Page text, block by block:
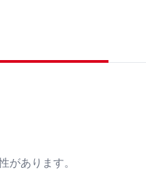
があります。